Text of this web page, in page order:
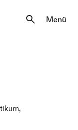
Menü